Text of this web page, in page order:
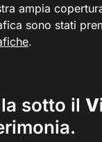
ampia
sono stati
.
sotto il